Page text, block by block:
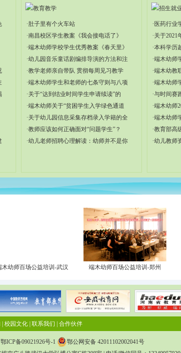
·肚子里有个火车站
·南昌校区学生教案《我会接电话了》
·端木幼师学校学生优秀教案《春天里》
·幼儿园音乐童话剧编排导演的方法和注
·教学老师亲自带队 贯彻每周见习教学
·端木幼师学生和老师的七条守则与八项
·关于“达到结业时间学生申请续读”的
·端木幼师关于“贫困学生入学绿色通道
·关于幼儿园信息采集存档录入学籍的全
·教师应该如何正确面对“问题学生”？
·幼儿老师招聘心理解读：幼师并不是你
·医药行业
·关于
·本科学历
·端木幼师
·端木幼教
·端木幼师
·与时间赛
·端木幼师
·端木幼师
·教育部高
·幼儿教师
木幼师百场公益培训-武汉 端木幼师百场公益培训-郑州
校园文化 联系我们 合作伙伴
鄂ICP备09021926号-1
鄂公网安备 42011102002041号